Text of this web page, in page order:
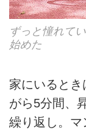
ずっと憧れて
始めた
家にいると
がら5分間、
繰り返し。